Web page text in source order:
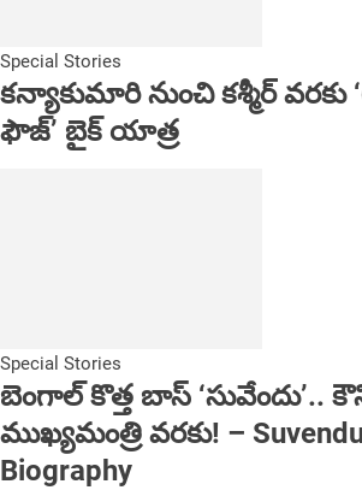
Special Stories
కన్యాకుమారి నుంచి కశ్మీర్
ఫౌజ్’ బైక్ యాత్ర
Special Stories
బెంగాల్ కొత్త బాస్ ‘సువేందు’..
ముఖ్యమంత్రి వరకు! –
Biography